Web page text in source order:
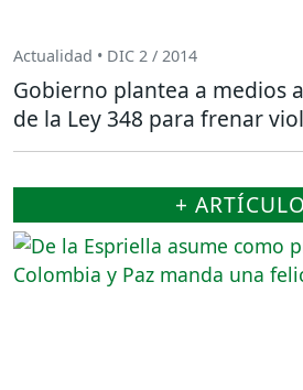
Actualidad • DIC 2 / 2014
Gobierno plantea a medios
de la Ley 348 para frenar
+